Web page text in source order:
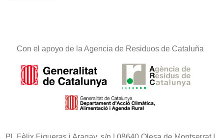
Con el apoyo de la Agencia de Residuos de Cataluña